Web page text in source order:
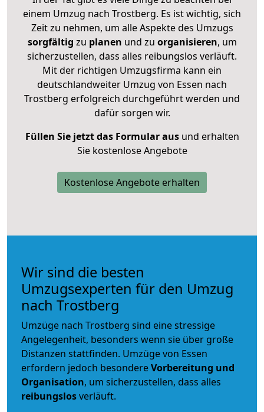
einem Umzug nach Trostberg. Es ist wichtig, sich
Zeit zu nehmen, um alle Aspekte des Umzugs
sorgfältig zu planen und zu organisieren, um
sicherzustellen, dass alles reibungslos verläuft.
Mit der richtigen Umzugsfirma kann ein
deutschlandweiter Umzug von Essen nach
Trostberg erfolgreich durchgeführt werden und
dafür sorgen wir.
Füllen Sie jetzt das Formular ausund erhalten
Sie kostenlose Angebote
Kostenlose Angebote erhalten
Wir sind die besten
Umzugsexperten für den Umzug
nach Trostberg
Umzüge nach Trostberg sind eine stressige
Angelegenheit, besonders wenn sie über große
Distanzen stattfinden. Umzüge von Essen
erfordern jedoch besondereVorbereitung und
Organisation, um sicherzustellen, dass alles
reibungslosverläuft.